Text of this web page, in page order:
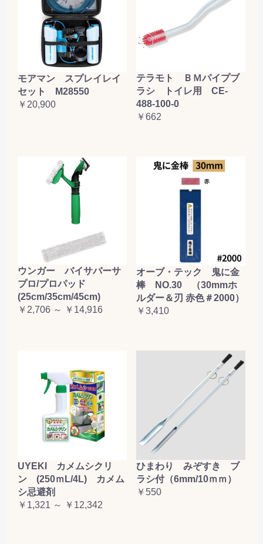
モアマン スプレイレイ
セット M28550
￥20,900
テラモト ＢＭパイプブ
ラシ トイレ用 CE-
488-100-0
￥662
ウンガー バイサバーサ
プロ/プロパッド
(25cm/35cm/45cm)
￥2,706 ～ ￥14,916
オーブ・テック 鬼に金
棒 NO.30 （30mmホ
ルダー＆刃 赤色＃2000）
￥3,410
UYEKI カメムシクリ
ン (250ｍL/4L) カメム
シ忌避剤
￥1,321 ～ ￥12,342
ひまわり みぞすき ブ
ラシ付（6mm/10ｍｍ）
￥550